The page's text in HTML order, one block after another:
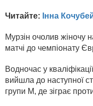
Читайте: Інна
Мурзін очолив жіночу
матчі до чемпіонату
Водночас у
вийшла до наступної
групи М, де зіграє